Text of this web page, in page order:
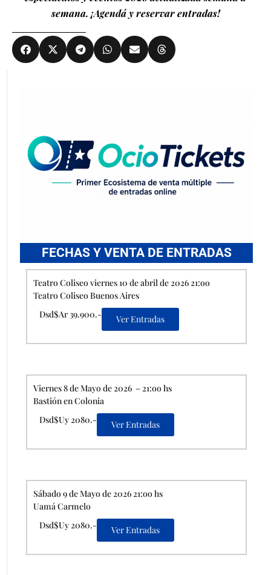
semana. ¡Agendá y reservar entradas!
FECHAS Y VENTA DE ENTRADAS
Teatro Coliseo viernes 10 de abril de 2026 21:oo
Teatro Coliseo Buenos Aires
Dsd$Ar 39.900.-
Ver Entradas
Viernes 8 de Mayo de 2026 – 21:oo hs
Bastión en Colonia
Dsd$Uy 2080.-
Ver Entradas
Sábado 9 de Mayo de 2026 21:oo hs
Uamá Carmelo
Dsd$Uy 2080.-
Ver Entradas